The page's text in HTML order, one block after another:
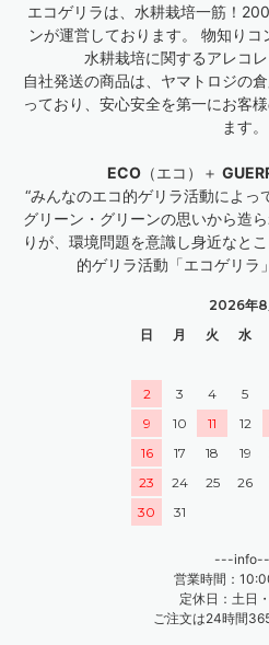
エコゲリラは、水耕栽培一筋！
ンが運営しております。 物知りコ
水耕栽培に関するアレコレ
自社発送の商品は、ヤマトロジの
っており、安心安全を第一にお客
ます。
ECO（エコ）＋
“みんなのエコ的ゲリラ活動によっ
グリーン・グリーンの思いから造
りが、環境問題を意識し身近なと
的ゲリラ活動「エコゲリラ
2026年8
日
月 火 水
2
3 4 5
9
10 11 12
16
17 18 19
23
24 25 26
30
31
---
営業時間：
定休日：土日
ご注文は24時間